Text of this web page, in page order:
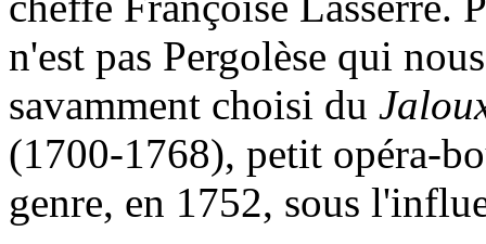
n'est pas Pergolèse qui
savamment choisi du
(1700-1768), petit opéra-
genre, en 1752, sous